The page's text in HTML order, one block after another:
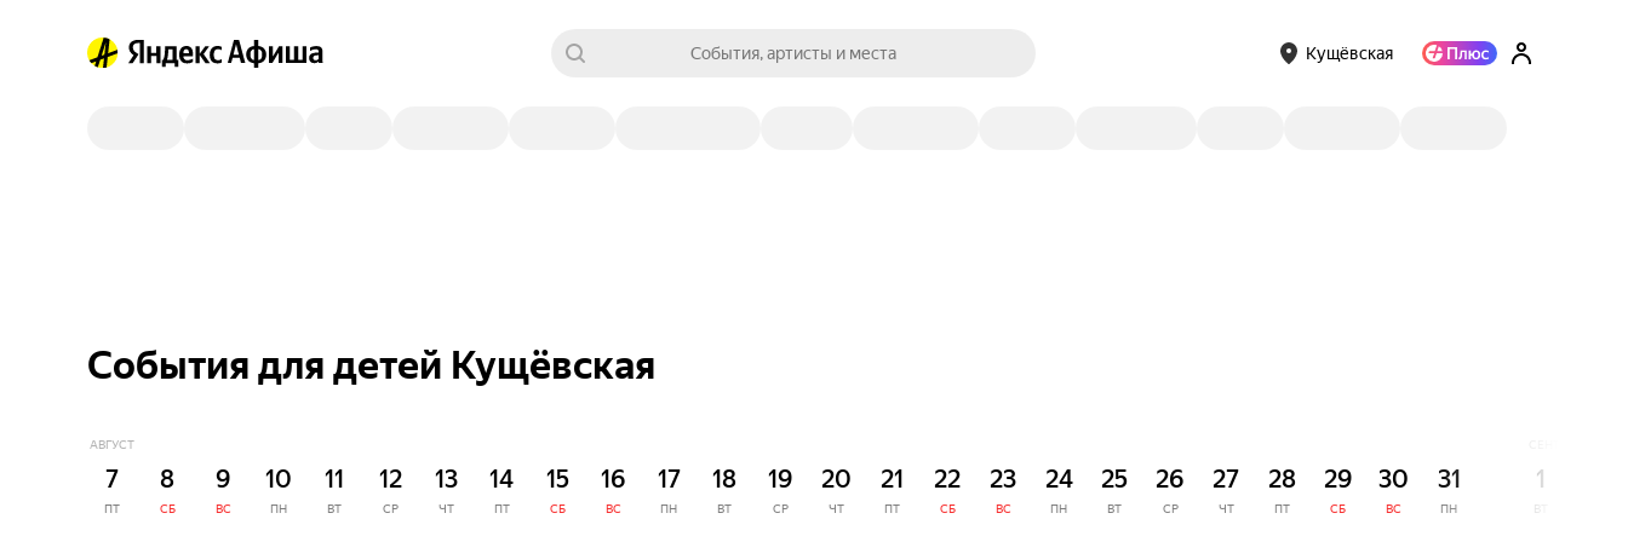
События, артисты и места Кущёвская
События для детей Кущёвская
АВГУСТ
7
ПТ
8
СБ
9
ВС
10
ПН
11
ВТ
12
СР
13
ЧТ
14
ПТ
15
СБ
16
ВС
17
ПН
18
ВТ
19
СР
20
ЧТ
21
ПТ
22
СБ
23
ВС
24
ПН
25
ВТ
26
СР
27
ЧТ
28
ПТ
29
СБ
30
ВС
31
ПН
1
ВТ